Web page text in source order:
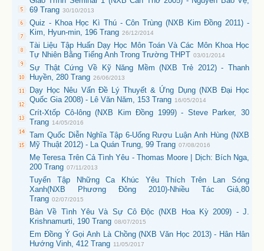
69 Trang 30/10/2013
Quiz - Khoa Học Kì Thú - Côn Trùng (NXB Kim Đồng 2011) -
Kim, Hyun-min, 196 Trang 26/12/2014
Tài Liệu Tập Huấn Dạy Học Môn Toán Và Các Môn Khoa Học
Tự Nhiên Bằng Tiếng Anh Trong Trường THPT 03/01/2014
Sự Thật Cứng Về Kỹ Năng Mềm (NXB Trẻ 2012) - Thanh
Huyền, 280 Trang 26/06/2013
Dạy Học Nêu Vấn Đề Lý Thuyết & Ứng Dụng (NXB Đại Học
Quốc Gia 2008) - Lê Văn Năm, 153 Trang 16/05/2014
Crít-Xtốp Cô-lông (NXB Kim Đồng 1999) - Steve Parker, 30
Trang 14/05/2016
Tam Quốc Diễn Nghĩa Tập 6-Uống Rượu Luận Anh Hùng (NXB
Mỹ Thuật 2012) - La Quán Trung, 99 Trang 07/08/2016
Mẹ Teresa Trên Cả Tình Yêu - Thomas Moore | Dịch: Bích Nga,
200 Trang 07/11/2013
Tuyển Tập Những Ca Khúc Yêu Thích Trên Lan Sóng
Xanh(NXB Phương Đông 2010)-Nhiều Tác Giả,80
Trang 02/07/2015
Bàn Về Tình Yêu Và Sự Cô Độc (NXB Hoa Kỳ 2009) - J.
Krishnamurti, 190 Trang 08/07/2015
Em Đồng Ý Gọi Anh Là Chồng (NXB Văn Học 2013) - Hân Hân
Hướng Vinh, 412 Trang 11/05/2017